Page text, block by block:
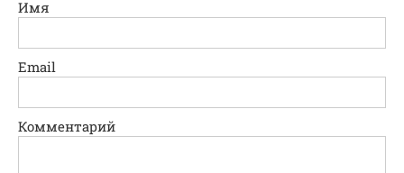
Имя
Email
Комментарий